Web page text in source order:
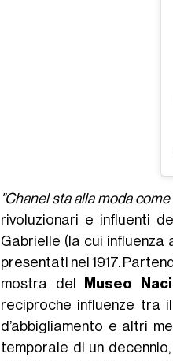
"Chanel sta alla moda
rivoluzionari e influenti
Gabrielle (la cui influenza
presentati nel 1917.
mostra del
Museo
reciproche influenze tra
d’abbigliamento e altri
temporale di un